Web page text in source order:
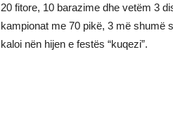
20 fitore, 10 barazime dhe vetëm 3
kampionat me 70 pikë, 3 më shumë
kaloi nën hijen e festës “kuqezi”.